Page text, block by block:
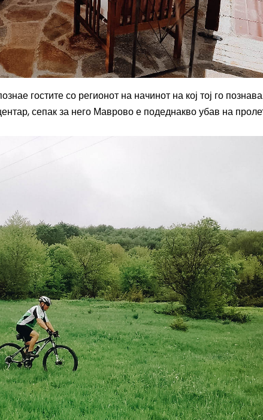
гостите со регионот на начинот на кој тој го
сепак за него Маврово е подеднакво убав на